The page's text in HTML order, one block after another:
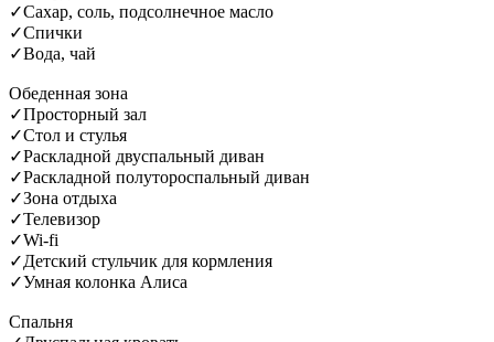
✓Сахар, соль, подсолнечное масло
✓Спички
✓Вода, чай
Обеденная зона
✓Просторный зал
✓Стол и стулья
✓Раскладной двуспальный диван
✓Раскладной полутороспальный диван
✓Зона отдыха
✓Телевизор
✓Wi-fi
✓Детский стульчик для кормления
✓Умная колонка Алиса
Спальня